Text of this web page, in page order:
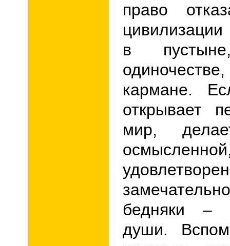
право
цивилизации
в
кармане.
открывает
мир,
бедняки –
души.